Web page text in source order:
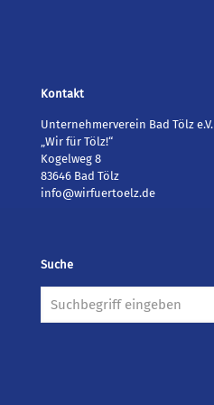
Kontakt
Unternehmerverein Bad Tölz e.V.
„Wir für Tölz!“
Kogelweg 8
83646 Bad Tölz
info@wirfuertoelz.de
Suche